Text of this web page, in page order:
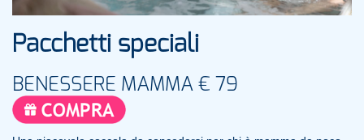
Pacchetti speciali
BENESSERE MAMMA € 79